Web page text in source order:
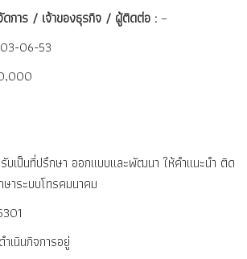
ดการ / เจ้าของธุรกิจ / ผู้ติดต่อ : –
03-06-53
บเป็นที่ปรึกษา ออกแบบและพัฒนา ให้คำแนะนำ ติด
าระบบโทรคมนาคม
ำเนินกิจการอยู่